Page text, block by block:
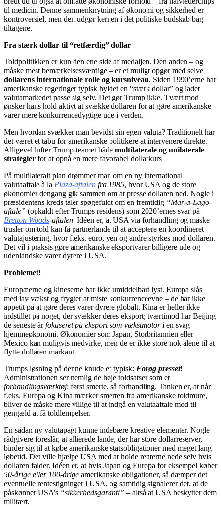
til medicin. Denne sammenknytning af økonomi og sikkerhed er
kontroversiel, men den udgør kernen i det politiske budskab bag
tiltagene.
Fra stærk dollar til “retfærdig” dollar
Toldpolitikken er kun den ene side af medaljen. Den anden – og
måske mest bemærkelsesværdige – er et muligt opgør med selve
dollarens internationale rolle og kursniveau. Siden 1990’erne har
amerikanske regeringer typisk hyldet en “stærk dollar” og ladet
valutamarkedet passe sig selv. Det gør Trump ikke. Tværtimod
ønsker hans hold aktivt at svække dollaren for at gøre amerikanske
varer mere konkurrencedygtige ude i verden.
Men hvordan svækker man bevidst sin egen valuta? Traditionelt har
det været et tabu for amerikanske politikere at intervenere direkte.
Alligevel lufter Trump-teamet både multilaterale og unilaterale
strategier for at opnå en mere favorabel dollarkurs
På multilateralt plan drømmer man om en ny international
valutaaftale à la Plaza-aftalen fra 1985, hvor USA og de store
økonomier dengang gik sammen om at presse dollaren ned. Nogle i
præsidentens kreds taler spøgefuldt om en fremtidig “Mar-a-Lago-
aftale” (opkaldt efter Trumps residens) som 2020’ernes svar på
Bretton Woods-aftalen. Idéen er, at USA via forhandling og måske
trusler om told kan få partnerlande til at acceptere en koordineret
valutajustering, hvor f.eks. euro, yen og andre styrkes mod dollaren.
Det vil i praksis gøre amerikanske eksportvarer billigere ude og
udenlandske varer dyrere i USA.
Problemet!
Europæerne og kineserne har ikke umiddelbart lyst. Europa slås
med lav vækst og frygter at miste konkurrenceevne – de har ikke
appetit på at gøre deres varer dyrere globalt. Kina er heller ikke
indstillet på noget, der svækker deres eksport; tværtimod har Beijing
de seneste årfokuseret på eksport som vækstmotori en svag
hjemmeøkonomi. Økonomier som Japan, Storbritannien eller
Mexico kan muligvis medvirke, men de er ikke store nok alene til at
flytte dollaren markant.
Trumps løsning på denne knude er typisk: Forøg presset!
Administrationen ser nemlig de høje toldsatser som et
forhandlingsværktøj: først smerte, så forhandling. Tanken er, at når
f.eks. Europa og Kina mærker smerten fra amerikanske toldmure,
bliver de måske mere villige til at indgå en valutaaftale mod til
gengæld at få toldlempelser.
En sådan ny valutapagt kunne indebære kreative elementer. Nogle
rådgivere foreslår, at allierede lande, der har store dollarreserver,
binder sig til at købe amerikanske statsobligationer med meget lang
løbetid. Det ville hjælpe USA med at holde renterne nede selv hvis
dollaren falder. Idéen er, at hvis Japan og Europa for eksempel køber
50-årige eller 100-årige amerikanske obligationer, så dæmper det
eventuelle rentestigninger i USA, og samtidig signalerer det, at de
påskønner USA’s “sikkerhedsgaranti” – altså at USA beskytter dem
militært.